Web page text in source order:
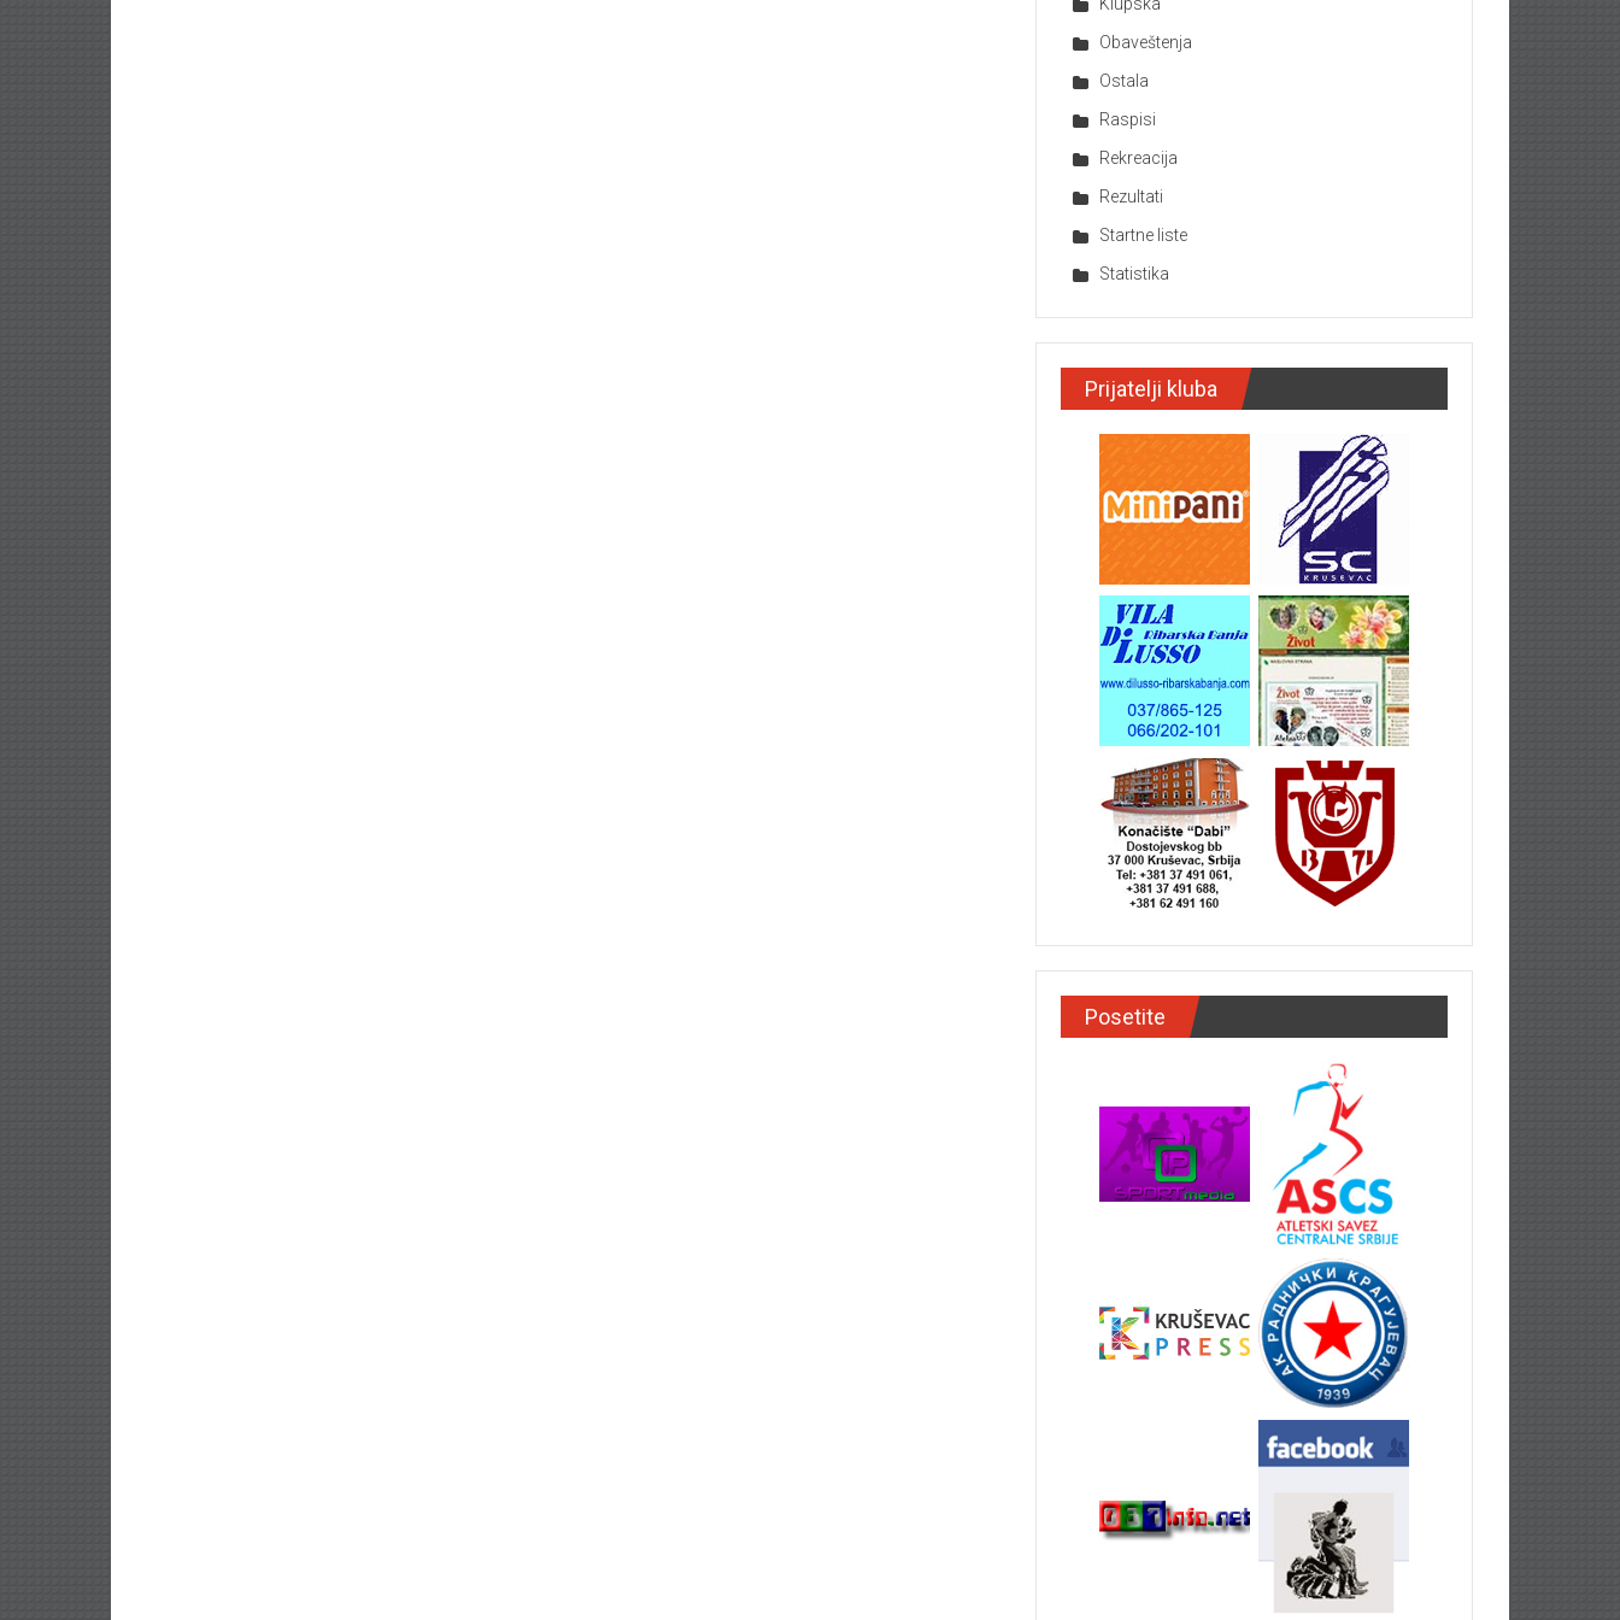
Obaveštenja
Ostala
Raspisi
Rekreacija
Rezultati
Startne liste
Statistika
Prijatelji kluba
Posetite